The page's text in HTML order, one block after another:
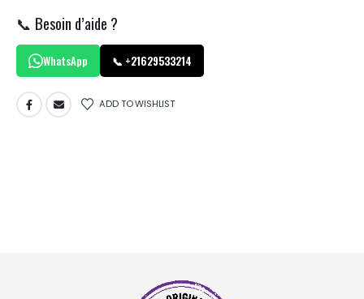
📞 Besoin d’aide ?
WhatsApp 📞 +21629533214
ADD TO WISHLIST